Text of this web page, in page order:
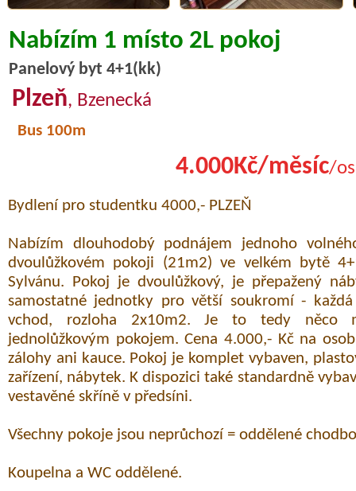
Nabízím 1 místo 2L pokoj
Panelový byt 4+1(kk)
Plzeň, Bzenecká
Bus 100m
4.000Kč/měsíc/
Bydlení pro studentku 4000,- PLZEŇ
Nabízím dlouhodobý podnájem jednoho
dvoulůžkovém pokoji (21m2) ve velkém bytě
Sylvánu. Pokoj je dvoulůžkový, je přepažený
samostatné jednotky pro větší soukromí -
vchod, rozloha 2x10m2. Je to tedy něco
jednolůžkovým pokojem. Cena 4.000,- Kč na
zálohy ani kauce. Pokoj je komplet vybaven,
zařízení, nábytek. K dispozici také standardně
vestavěné skříně v předsíni.
Všechny pokoje jsou neprůchozí = oddělené
Koupelna a WC oddělené.